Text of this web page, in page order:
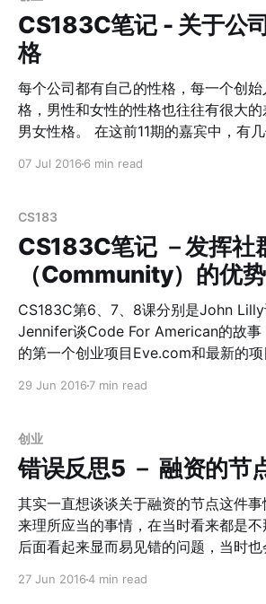
成立的第一周就收到了邀请，然而半年
面试
种慢公司，以及NextDoor这种慢方向
100多个邻居关系），都是Critical的。 第二点是
Slowly。AirBnb花了9个月找到第一个
花了6个月，Instagram被收购的时候
Schmidt、Reid Hoffman、
CS183C笔记 - 关于公
格
每个公司都有自己的性格，每一个创
格，男性和女性的性格也往往有很大的差异。 第
男女性格。 在这前11期的嘉宾中，有
Minted [http://www.minted.com/] 的
SurveyMonkey [https://
CTO Selina。其实女性创业者的性格
还是有很大的区别。正如Selina所说在
一些关于Past的问题容易造成bias，
going to solve this problem这类关于
解决bias会更好。原因是比如女性在回
而男性更倾向于描述more。 此外，在她们对于提问的回
07 Jul 2016 6 min read
CS183
CS183C笔记 －发挥社
（Community）的优势
CS183C第6、7、8课分别是John Lilly
Jennifer谈Code For American的故事
的第一个创业项目Eve.com和最新的
中Moliza Firefox采用的是非盈利组织
家独大的时候，正是Firefox那庞大的社
称竞争优势 。而代价就是，Mozilla的
非常富有： > 1. 每一个新的插件都有大量用户开发；而每
一个新的插件发布之后又有更多的用户参与
把所有对社区有贡献的人名都刊登到
29 Jun 2016 7 min read
创业
错误反思5 － 融资的节
其实一直想谈谈关于融资的节点这件事情。 很多后
来理所应当的事情，在当时看来都是
后面看起来显而易见错的问题，当时
27 Jun 20164 min read